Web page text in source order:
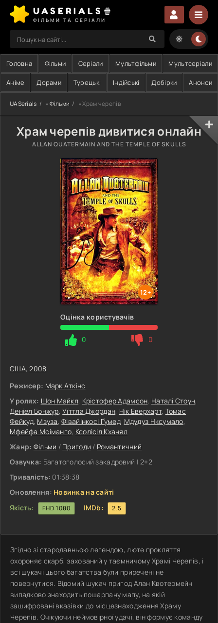
UASERIALS🍿
ФІЛЬМИ ТА СЕРІАЛИ
Головна Фільми Серіали Мультфільми Мультсеріали
Аніме Дорами Турецькі Індійські Добірки Анонси
UASerials » Фільми » Храм черепів
Храм черепів дивитися онлайн
ALLAN QUATERMAIN AND THE TEMPLE OF SKULLS
12+
Оцінка користувачів
0 0
США,2008
Режисер: Марк Аткінс
У ролях: Шон Майкл, Крістофер Адамсон, Наталі Стоун,
Деніел Бонжур,Уїттла Джордан, Нік Еверхарт, Томас
Фейкуд, Мзуза,Фівайінкосі Ґумед, Мдудуз Нксумало,
Мфейфа Мсіманґо, Ксолісіл Кханял
Жанр: Фільми / Пригоди / Романтичний
Озвучка: Багатоголосий закадровий | 2+2
Тривалість: 01:38:38
Оновлення: Новинка на сайті
Якість:
FHD 1080 IMDb: 2.5
Згідно зі стародавньою легендою, люте прокляття
охороняє скарб, захований у таємничому Храмі Черепів, і
всі шукачі цього багатства були приречені не
повернутися. Відомий шукач пригод Алан Квотермейн
випадково знаходить пошарпану мапу, на якій
зашифровані вказівки до місцезнаходження Храму
Черепів. Очікуючи неймовірної удачі, він формує команду